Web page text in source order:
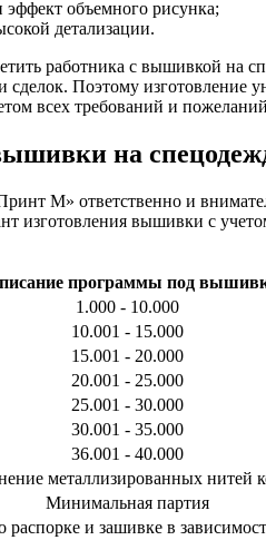
эффект объемного рисунка;
детализации.
работника с вышивкой на
и сделок. Поэтому
всех требований и
на
М» ответственно и
изготовления вышивки с
программы под
1.000 - 10.000
10.001 - 15.000
15.001 - 20.000
20.001 - 25.000
25.001 - 30.000
30.001 - 35.000
36.001 - 40.000
металлизированных нитей
Минимальная партия
и зашивке в